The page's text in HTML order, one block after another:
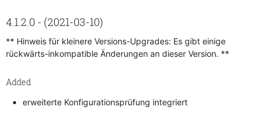
4.1.2.0 - (2021-03-10)
** Hinweis für kleinere Versions-Upgrades: Es gibt einige
rückwärts-inkompatible Änderungen an dieser Version. **
Added
erweiterte Konfigurationsprüfung integriert